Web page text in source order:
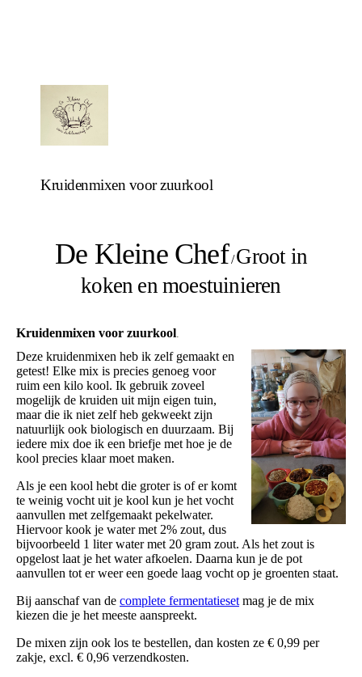
Kruidenmixen voor zuurkool
De Kleine Chef/Groot in
koken en moestuinieren
Kruidenmixen voor zuurkool.
Deze kruidenmixen heb ik zelf gemaakt en
getest! Elke mix is precies genoeg voor
ruim een kilo kool. Ik gebruik zoveel
mogelijk de kruiden uit mijn eigen tuin,
maar die ik niet zelf heb gekweekt zijn
natuurlijk ook biologisch en duurzaam. Bij
iedere mix doe ik een briefje met hoe je de
kool precies klaar moet maken.
Als je een kool hebt die groter is of er komt
te weinig vocht uit je kool kun je het vocht
aanvullen met zelfgemaakt pekelwater.
Hiervoor kook je water met 2% zout, dus
bijvoorbeeld 1 liter water met 20 gram zout. Als het zout is
opgelost laat je het water afkoelen. Daarna kun je de pot
aanvullen tot er weer een goede laag vocht op je groenten staat.
Bij aanschaf van de complete fermentatieset mag je de mix
kiezen die je het meeste aanspreekt.
De mixen zijn ook los te bestellen, dan kosten ze € 0,99 per
zakje, excl. € 0,96 verzendkosten.